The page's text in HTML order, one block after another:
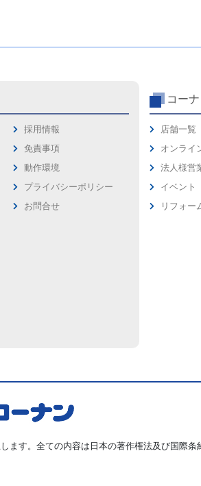
採用情報
免責事項
動作環境
プライバシーポリシー
お問合せ
コー
店舗一覧
オンライ
法人様営
イベント
リフォー
ます。全ての内容は日本の著作権法及び国際条